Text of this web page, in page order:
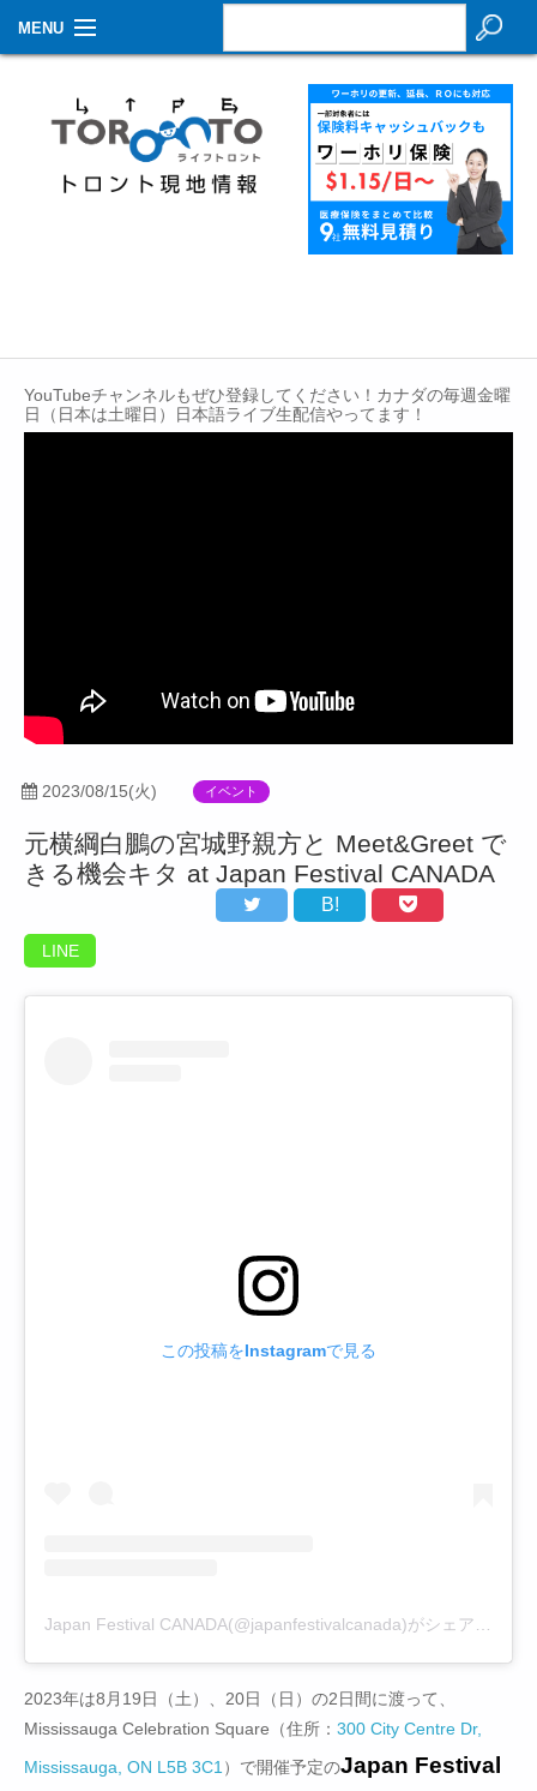
MENU
生活情報
その他
Contact
YouTubeチャンネルもぜひ登録してください！カナダの毎週金曜
日（日本は土曜日）日本語ライブ生配信やってます！
2023/08/15(火) イベント
元横綱白鵬の宮城野親方と Meet&Greet で
きる機会キタ at Japan Festival CANADA
B!
LINE
この投稿をInstagramで見る
2023年は8月19日（土）、20日（日）の2日間に渡って、
Mississauga Celebration Square（住所： 300 City Centre Dr,
Mississauga, ON L5B 3C1 ）で開催予定のJapan Festival